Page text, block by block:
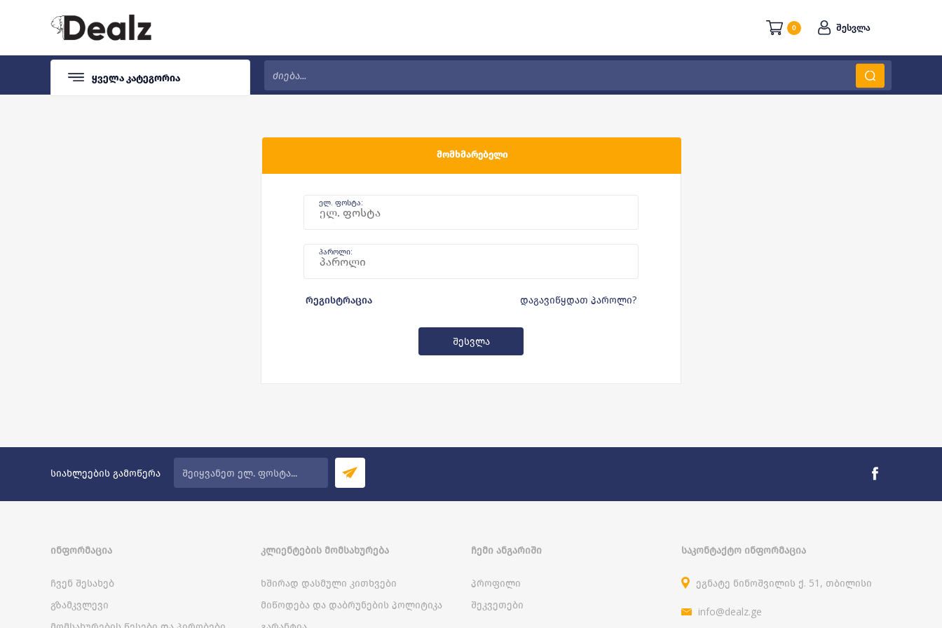
0 შესვლა
Ყველა Კატეგორია
ᲛᲝᲛᲮᲛᲐᲠᲔᲑᲔᲚᲘ
ელ. ფოსტა:
პაროლი:
დაგავიწყდათ პაროლი?
რეგისტრაცია
სიახლეების გამოწერა
ᲘᲜᲤᲝᲠᲛᲐᲪᲘᲐ
ჩვენ შესახებ
გზამკვლევი
ᲙᲚᲘᲔᲜᲢᲔᲑᲘᲡ ᲛᲝᲛᲡᲐᲮᲣᲠᲔᲑᲐ
ხშირად დასმული კითხვები
მიწოდება და დაბრუნების პოლიტიკა
ᲩᲔᲛᲘ ᲐᲜᲒᲐᲠᲘᲨᲘ
პროფილი
შეკვეთები
ᲡᲐᲙᲝᲜᲢᲐᲥᲢᲝ ᲘᲜᲤᲝᲠᲛᲐᲪᲘᲐ
ეგნატე ნინოშვილის ქ. 51, თბილისი
info@dealz.ge